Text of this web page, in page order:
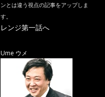
ンとは違う視点の記事をアップしま
す。
レンジ第一話へ
Ume ウメ